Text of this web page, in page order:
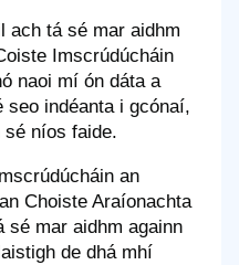
ach tá sé mar aidhm
Imscrúdúcháin
naoi mí ón dáta a
seo indéanta i gcónaí,
sé níos faide.
an
Choiste Araíonachta
sé mar aidhm againn
de dhá mhí